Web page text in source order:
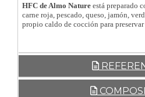
HFC de Almo Nature está preparado
carne roja, pescado, queso, jamón,
propio caldo de cocción para